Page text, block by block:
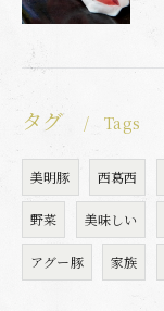
タグ Tags
美明豚 西葛西
野菜 美味しい
アグー豚 家族